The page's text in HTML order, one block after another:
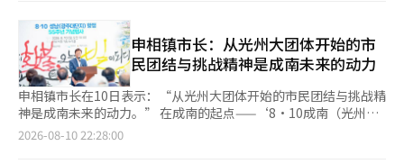
计划。 最部长表示：“釜山拥有从海洋、港口到电影、视频等其
他城市难以具备的资产，将全力支持其作为南部文化中心的角
色。”他还提到：“此次大会的召开表明，当中央政府与地方政府
共同努力时，成果会更大，文化部将成为釜山市构想政策的坚实伙
伴。” 随着釜山文化和观光中心的跃升，外国游客的增长趋势也
显著。根据釜山市30日的数据显示，今年1至6月，访问釜山的外
国游客达242万629人，同比（168万2415人）增长43.9%。特别
是6月的访客人数为48万4057人，创下今年的月度最高纪录。按国
计登记数量也达到了10万3299件，比去年同期增长了3.9%。 随着
婚姻市场的复苏，婚庆行业的竞争方式也在发生变化。运营着婚礼
场地阿佩尔伽莫、教堂和鲁贝尔的优美时刻，推出了智能预约系
统，积极吸引准新人。该系统允许用户在线实时查看各婚礼场地的
可预约日期和价格，并可一站式完成咨询预约、婚礼合同和付款。
约有一半的优美时刻客户选择在线签约，显示出准新人对这一服务
的高度认可。自2023年8月推出以来，截至2025年，该服务的累计
注册用户已达10万人。 服务的高端化和用户体验的提升也在不断
申相镇市长：从光州大团体开始的市
民团结与挑战精神是成南未来的动力
申相镇市长在10日表示：“从光州大团体开始的市民团结与挑战精
神是成南未来的动力。” 在成南的起点——‘8·10成南（光州大
团体）抗争’55周年之际，重温市民的生存权斗争和团结精神，并
2026-08-10 22:28:00